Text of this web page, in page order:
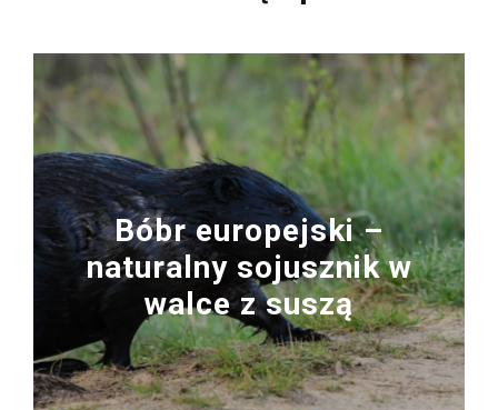
Bóbr europejski –
naturalny sojusznik w
walce z suszą